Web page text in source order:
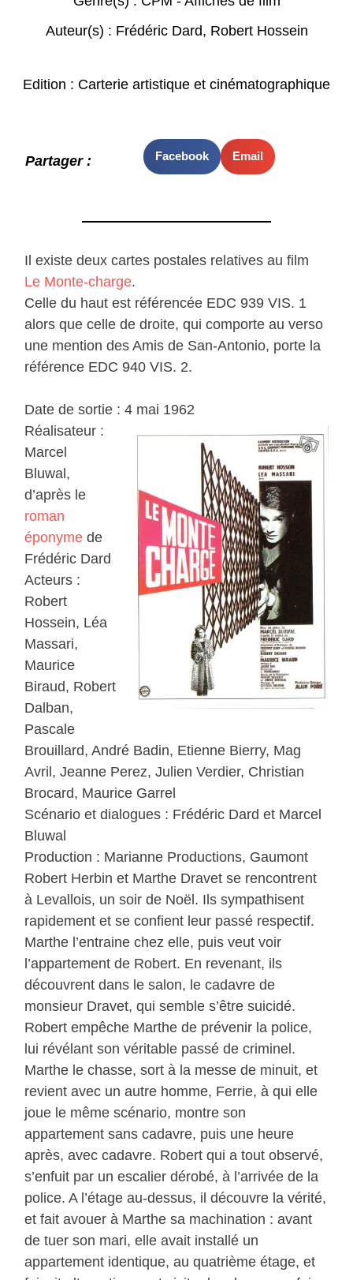
Auteur(s) : Frédéric Dard, Robert Hossein
Edition : Carterie artistique et cinématographique
Partager : Facebook Email
Il existe deux cartes postales relatives au film
Le Monte-charge.
Celle du haut est référencée EDC 939 VIS. 1
alors que celle de droite, qui comporte au verso
une mention des Amis de San-Antonio, porte la
référence EDC 940 VIS. 2.
Date de sortie : 4 mai 1962
Réalisateur :
Marcel
Bluwal,
d’après le
roman
éponyme de
Frédéric Dard
Acteurs :
Robert
Hossein, Léa
Massari,
Maurice
Biraud, Robert
Dalban,
Pascale
Brouillard, André Badin, Etienne Bierry, Mag
Avril, Jeanne Perez, Julien Verdier, Christian
Brocard, Maurice Garrel
Scénario et dialogues : Frédéric Dard et Marcel
Bluwal
Production : Marianne Productions, Gaumont
Robert Herbin et Marthe Dravet se rencontrent
à Levallois, un soir de Noël. Ils sympathisent
rapidement et se confient leur passé respectif.
Marthe l’entraine chez elle, puis veut voir
l’appartement de Robert. En revenant, ils
découvrent dans le salon, le cadavre de
monsieur Dravet, qui semble s’être suicidé.
Robert empêche Marthe de prévenir la police,
lui révélant son véritable passé de criminel.
Marthe le chasse, sort à la messe de minuit, et
revient avec un autre homme, Ferrie, à qui elle
joue le même scénario, montre son
appartement sans cadavre, puis une heure
après, avec cadavre. Robert qui a tout observé,
s’enfuit par un escalier dérobé, à l’arrivée de la
police. A l’étage au-dessus, il découvre la vérité,
et fait avouer à Marthe sa machination : avant
de tuer son mari, elle avait installé un
appartement identique, au quatrième étage, et